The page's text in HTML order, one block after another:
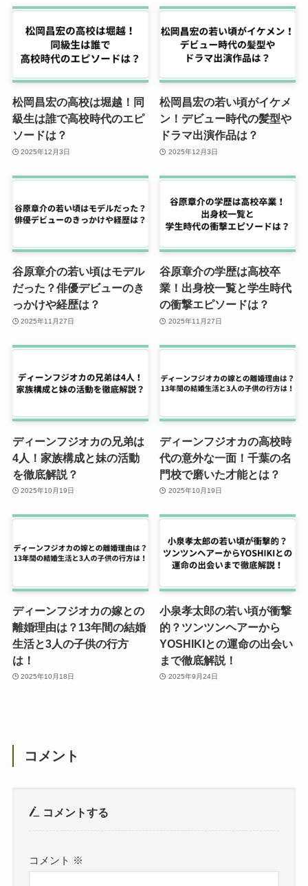
松岡昌宏の高校は堀越！同
級生は誰で高校時代のエピ
ソードは？
2025年12月3日
松岡昌宏の若い頃がイケメ
ン！デビュー時代の髪型や
ドラマ出演作品は？
2025年12月3日
谷原章介の若い頃はモデル
だった？俳優デビューのき
っかけや経歴は？
2025年11月27日
谷原章介の学歴は高校卒
業！出身校一覧と学生時代
の衝撃エピソードは？
2025年11月27日
ディーンフジオカの兄弟は
4人！家族構成と妹の活動
を徹底解説？
2025年10月19日
ディーンフジオカの高校時
代の意外な一面！千葉の名
門校で磨いた才能とは？
2025年10月19日
ディーンフジオカの嫁との
離婚理由は？13年間の結婚
生活と3人の子供の行方
は！
2025年10月18日
小泉孝太郎の若い頃が衝撃
的？ツンツンヘアーから
YOSHIKIとの運命の出会い
まで徹底解説！
2025年9月24日
コメント
コメントする
コメント ※